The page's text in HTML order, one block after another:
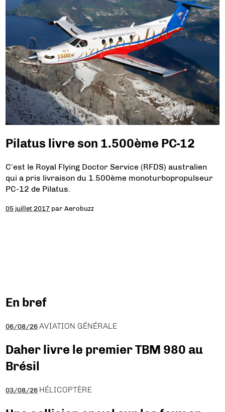
Pilatus livre son 1.500ème PC-12
C’est le Royal Flying Doctor Service (RFDS) australien
qui a pris livraison du 1.500ème monoturbopropulseur
PC-12 de Pilatus.
05 juillet 2017 parAerobuzz
En bref
06/08/26 AVIATION GÉNÉRALE
Daher livre le premier TBM 980 au
Brésil
03/08/26 HÉLICOPTÈRE